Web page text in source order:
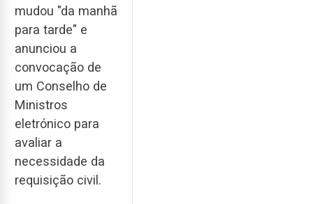
mudou "da manhã
para tarde" e
anunciou a
convocação de
um Conselho de
Ministros
eletrónico para
avaliar a
necessidade da
requisição civil.